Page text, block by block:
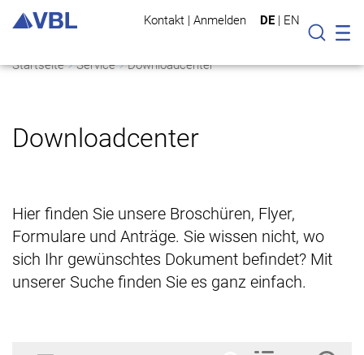
Kontakt | Anmelden DE | EN
Suche
Startseite Service Downloadcenter
Downloadcenter
Hier finden Sie unsere Broschüren, Flyer,
Formulare und Anträge. Sie wissen nicht, wo
sich Ihr gewünschtes Dokument befindet? Mit
unserer Suche finden Sie es ganz einfach.